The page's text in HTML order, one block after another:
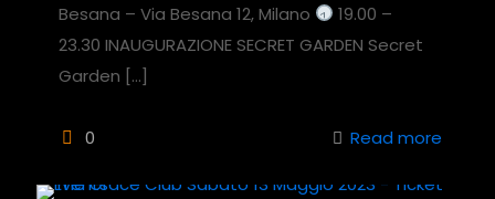
Besana – Via Besana 12, Milano
19.00 –
23.30 INAUGURAZIONE SECRET GARDEN Secret
Garden […]
0 Read more